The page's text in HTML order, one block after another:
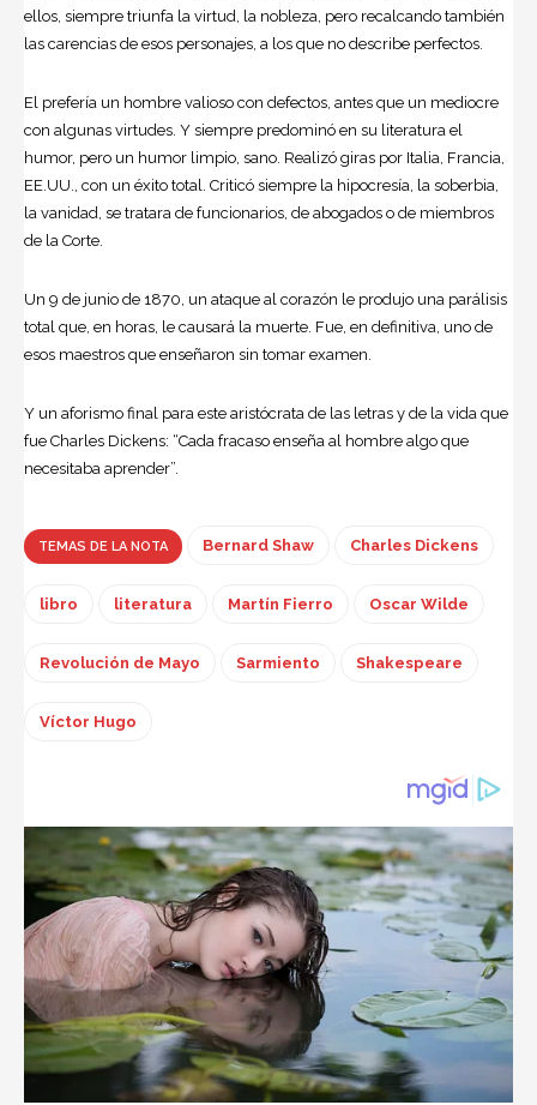
ellos, siempre triunfa la virtud, la nobleza, pero recalcando también
las carencias de esos personajes, a los que no describe perfectos.
El prefería un hombre valioso con defectos, antes que un mediocre
con algunas virtudes. Y siempre predominó en su literatura el
humor, pero un humor limpio, sano. Realizó giras por Italia, Francia,
EE.UU., con un éxito total. Criticó siempre la hipocresía, la soberbia,
la vanidad, se tratara de funcionarios, de abogados o de miembros
de la Corte.
Un 9 de junio de 1870, un ataque al corazón le produjo una parálisis
total que, en horas, le causará la muerte. Fue, en definitiva, uno de
esos maestros que enseñaron sin tomar examen.
Y un aforismo final para este aristócrata de las letras y de la vida que
fue Charles Dickens: “Cada fracaso enseña al hombre algo que
necesitaba aprender”.
TEMAS DE LA NOTA Bernard Shaw Charles Dickens
libro literatura Martín Fierro Oscar Wilde
Revolución de Mayo Sarmiento Shakespeare
Víctor Hugo